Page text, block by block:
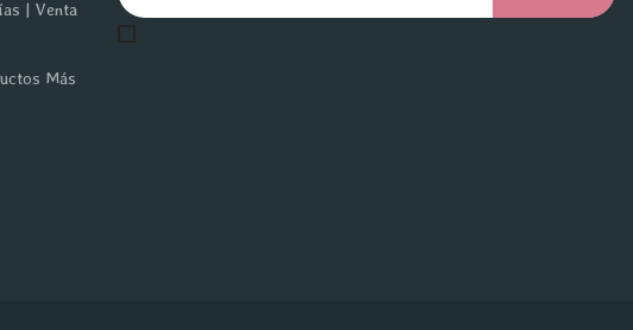
| Venta
Más